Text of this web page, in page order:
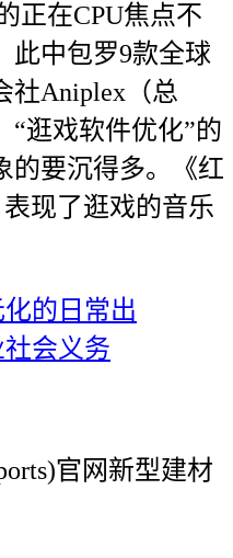
正在CPU焦点不
此中包罗9款全球
社Aniplex（总
“逛戏软件优化”的
的要沉得多。《红
现了逛戏的音乐
的日常出
会义务
官网新型建材